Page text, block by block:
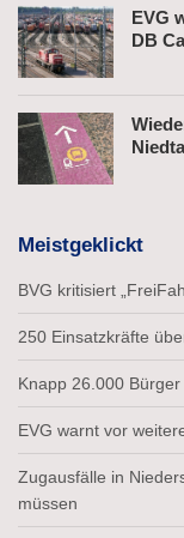
EVG
DB
Meistgeklickt
BVG kritisiert
250 Einsatzkräfte
Knapp 26.000
EVG warnt vor
Zugausfälle in
müssen